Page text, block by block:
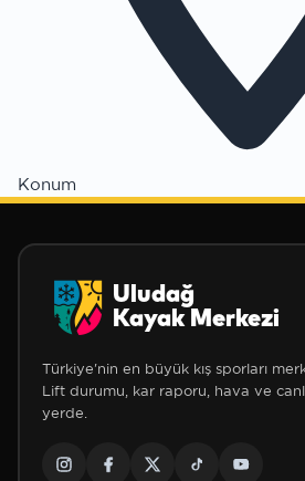
Konum
Uludağ
Kayak Merkezi
Türkiye'nin en büyük kış sporları
Lift durumu, kar raporu, hava ve
yerde.